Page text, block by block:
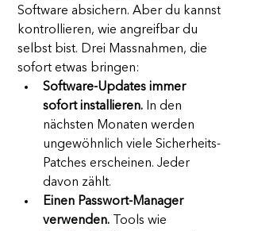
Software absichern. Aber du kannst
kontrollieren, wie angreifbar du
selbst bist. Drei Massnahmen, die
sofort etwas bringen:
Software-Updates immer
sofort installieren. In den
nächsten Monaten werden
ungewöhnlich viele Sicherheits-
Patches erscheinen. Jeder
davon zählt.
Einen Passwort-Manager
verwenden. Tools wie